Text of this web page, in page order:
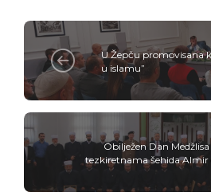
U Žepču promovisana
u islamu”
Obilježen Dan
tezkiretnama šehida Almir